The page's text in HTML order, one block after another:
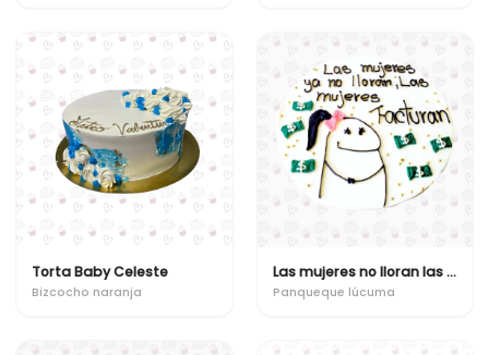
Torta Baby Celeste
Bizcocho naranja
Las mujeres no lloran las mujeres facturan
Panqueque lúcuma